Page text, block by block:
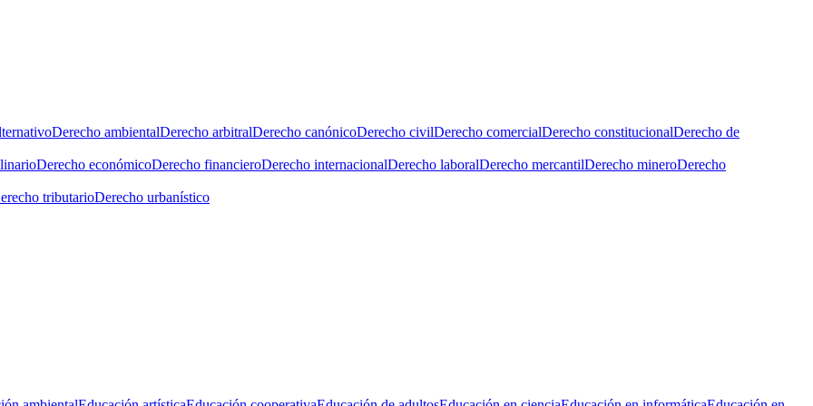
Derecho ambientalDerecho arbitralDerecho canónicoDerecho civilDerecho comercialDerecho constitucionalDerecho de
Derecho económicoDerecho financieroDerecho internacionalDerecho laboralDerecho mercantilDerecho mineroDerecho
tributarioDerecho urbanístico